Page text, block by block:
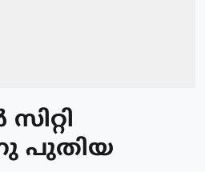
പുതിയ